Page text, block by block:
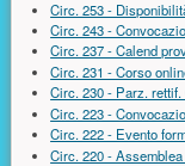
Circ. 253 -
Circ. 243 -
Circ. 237 - Calend
Circ. 231 - Corso
Circ. 230 - Parz.
Circ. 223 -
Circ. 222 - Evento
Circ. 220 -